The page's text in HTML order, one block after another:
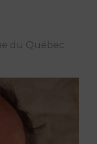
du Québec